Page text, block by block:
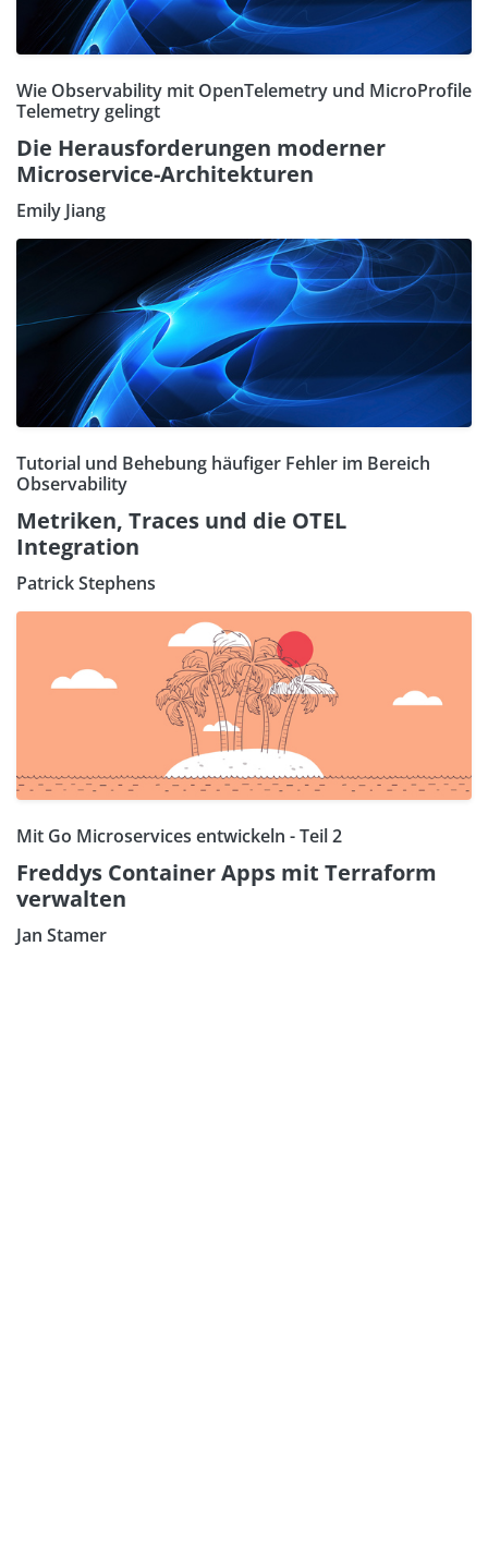
Wie Observability mit OpenTelemetry und MicroProfile
Telemetry gelingt
Die Herausforderungen moderner
Microservice-Architekturen
Emily Jiang
Tutorial und Behebung häufiger Fehler im Bereich
Observability
Metriken, Traces und die OTEL
Integration
Patrick Stephens
Mit Go Microservices entwickeln - Teil 2
Freddys Container Apps mit Terraform
verwalten
Jan Stamer